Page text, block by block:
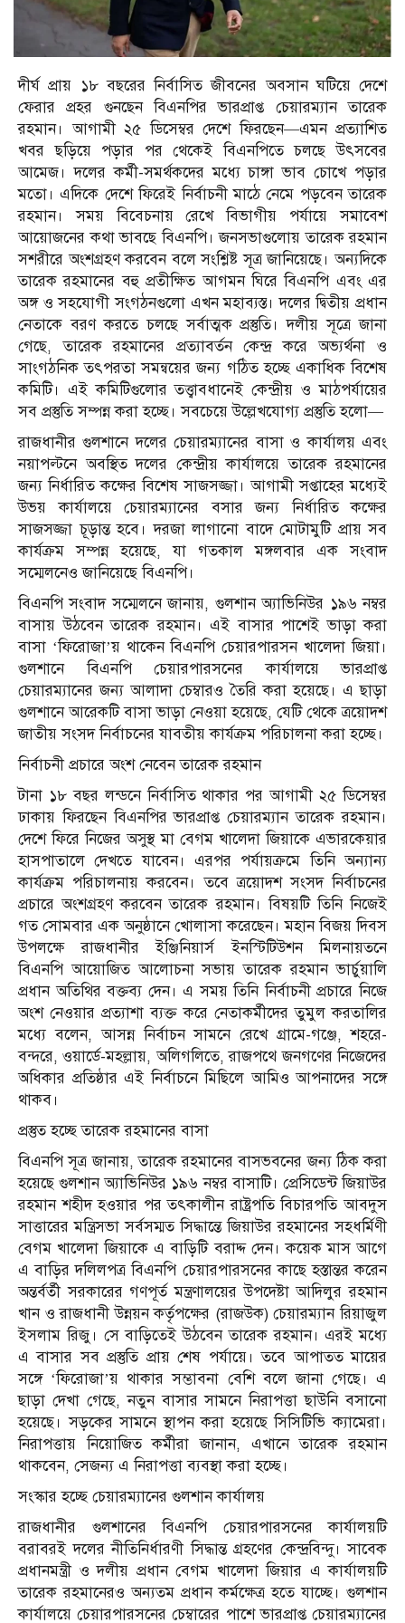
দীর্ঘ প্রায় ১৮ বছরের নির্বাসিত জীবনের অবসান ঘটিয়ে দেশে
ফেরার প্রহর গুনছেন বিএনপির ভারপ্রাপ্ত চেয়ারম্যান তারেক
রহমান। আগামী ২৫ ডিসেম্বর দেশে ফিরছেন—এমন প্রত্যাশিত
খবর ছড়িয়ে পড়ার পর থেকেই বিএনপিতে চলছে উৎসবের
আমেজ। দলের কর্মী-সমর্থকদের মধ্যে চাঙ্গা ভাব চোখে পড়ার
মতো। এদিকে দেশে ফিরেই নির্বাচনী মাঠে নেমে পড়বেন তারেক
রহমান। সময় বিবেচনায় রেখে বিভাগীয় পর্যায়ে সমাবেশ
আয়োজনের কথা ভাবছে বিএনপি। জনসভাগুলোয় তারেক রহমান
সশরীরে অংশগ্রহণ করবেন বলে সংশ্লিষ্ট সূত্র জানিয়েছে। অন্যদিকে
তারেক রহমানের বহু প্রতীক্ষিত আগমন ঘিরে বিএনপি এবং এর
অঙ্গ ও সহযোগী সংগঠনগুলো এখন মহাব্যস্ত। দলের দ্বিতীয় প্রধান
নেতাকে বরণ করতে চলছে সর্বাত্মক প্রস্তুতি। দলীয় সূত্রে জানা
গেছে, তারেক রহমানের প্রত্যাবর্তন কেন্দ্র করে অভ্যর্থনা ও
সাংগঠনিক তৎপরতা সমন্বয়ের জন্য গঠিত হচ্ছে একাধিক বিশেষ
কমিটি। এই কমিটিগুলোর তত্ত্বাবধানেই কেন্দ্রীয় ও মাঠপর্যায়ের
সব প্রস্তুতি সম্পন্ন করা হচ্ছে। সবচেয়ে উল্লেখযোগ্য প্রস্তুতি হলো—
রাজধানীর গুলশানে দলের চেয়ারম্যানের বাসা ও কার্যালয় এবং
নয়াপল্টনে অবস্থিত দলের কেন্দ্রীয় কার্যালয়ে তারেক রহমানের
জন্য নির্ধারিত কক্ষের বিশেষ সাজসজ্জা। আগামী সপ্তাহের মধ্যেই
উভয় কার্যালয়ে চেয়ারম্যানের বসার জন্য নির্ধারিত কক্ষের
সাজসজ্জা চূড়ান্ত হবে। দরজা লাগানো বাদে মোটামুটি প্রায় সব
কার্যক্রম সম্পন্ন হয়েছে, যা গতকাল মঙ্গলবার এক সংবাদ
সম্মেলনেও জানিয়েছে বিএনপি।
বিএনপি সংবাদ সম্মেলনে জানায়, গুলশান অ্যাভিনিউর ১৯৬ নম্বর
বাসায় উঠবেন তারেক রহমান। এই বাসার পাশেই ভাড়া করা
বাসা ‘ফিরোজা’য় থাকেন বিএনপি চেয়ারপারসন খালেদা জিয়া।
গুলশানে বিএনপি চেয়ারপারসনের কার্যালয়ে ভারপ্রাপ্ত
চেয়ারম্যানের জন্য আলাদা চেম্বারও তৈরি করা হয়েছে। এ ছাড়া
গুলশানে আরেকটি বাসা ভাড়া নেওয়া হয়েছে, যেটি থেকে ত্রয়োদশ
জাতীয় সংসদ নির্বাচনের যাবতীয় কার্যক্রম পরিচালনা করা হচ্ছে।
নির্বাচনী প্রচারে অংশ নেবেন তারেক রহমান
টানা ১৮ বছর লন্ডনে নির্বাসিত থাকার পর আগামী ২৫ ডিসেম্বর
ঢাকায় ফিরছেন বিএনপির ভারপ্রাপ্ত চেয়ারম্যান তারেক রহমান।
দেশে ফিরে নিজের অসুস্থ মা বেগম খালেদা জিয়াকে এভারকেয়ার
হাসপাতালে দেখতে যাবেন। এরপর পর্যায়ক্রমে তিনি অন্যান্য
কার্যক্রম পরিচালনায় করবেন। তবে ত্রয়োদশ সংসদ নির্বাচনের
প্রচারে অংশগ্রহণ করবেন তারেক রহমান। বিষয়টি তিনি নিজেই
গত সোমবার এক অনুষ্ঠানে খোলাসা করেছেন। মহান বিজয় দিবস
উপলক্ষে রাজধানীর ইঞ্জিনিয়ার্স ইনস্টিটিউশন মিলনায়তনে
বিএনপি আয়োজিত আলোচনা সভায় তারেক রহমান ভার্চুয়ালি
প্রধান অতিথির বক্তব্য দেন। এ সময় তিনি নির্বাচনী প্রচারে নিজে
অংশ নেওয়ার প্রত্যাশা ব্যক্ত করে নেতাকর্মীদের তুমুল করতালির
মধ্যে বলেন, আসন্ন নির্বাচন সামনে রেখে গ্রামে-গঞ্জে, শহরে-
বন্দরে, ওয়ার্ডে-মহল্লায়, অলিগলিতে, রাজপথে জনগণের নিজেদের
অধিকার প্রতিষ্ঠার এই নির্বাচনে মিছিলে আমিও আপনাদের সঙ্গে
থাকব।
প্রস্তুত হচ্ছে তারেক রহমানের বাসা
বিএনপি সূত্র জানায়, তারেক রহমানের বাসভবনের জন্য ঠিক করা
হয়েছে গুলশান অ্যাভিনিউর ১৯৬ নম্বর বাসাটি। প্রেসিডেন্ট জিয়াউর
রহমান শহীদ হওয়ার পর তৎকালীন রাষ্ট্রপতি বিচারপতি আবদুস
সাত্তারের মন্ত্রিসভা সর্বসম্মত সিদ্ধান্তে জিয়াউর রহমানের সহধর্মিণী
বেগম খালেদা জিয়াকে এ বাড়িটি বরাদ্দ দেন। কয়েক মাস আগে
এ বাড়ির দলিলপত্র বিএনপি চেয়ারপারসনের কাছে হস্তান্তর করেন
অন্তর্বর্তী সরকারের গণপূর্ত মন্ত্রণালয়ের উপদেষ্টা আদিলুর রহমান
খান ও রাজধানী উন্নয়ন কর্তৃপক্ষের (রাজউক) চেয়ারম্যান রিয়াজুল
ইসলাম রিজু। সে বাড়িতেই উঠবেন তারেক রহমান। এরই মধ্যে
এ বাসার সব প্রস্তুতি প্রায় শেষ পর্যায়ে। তবে আপাতত মায়ের
সঙ্গে ‘ফিরোজা’য় থাকার সম্ভাবনা বেশি বলে জানা গেছে। এ
ছাড়া দেখা গেছে, নতুন বাসার সামনে নিরাপত্তা ছাউনি বসানো
হয়েছে। সড়কের সামনে স্থাপন করা হয়েছে সিসিটিভি ক্যামেরা।
নিরাপত্তায় নিয়োজিত কর্মীরা জানান, এখানে তারেক রহমান
থাকবেন, সেজন্য এ নিরাপত্তা ব্যবস্থা করা হচ্ছে।
সংস্কার হচ্ছে চেয়ারম্যানের গুলশান কার্যালয়
রাজধানীর গুলশানের বিএনপি চেয়ারপারসনের কার্যালয়টি
বরাবরই দলের নীতিনির্ধারণী সিদ্ধান্ত গ্রহণের কেন্দ্রবিন্দু। সাবেক
প্রধানমন্ত্রী ও দলীয় প্রধান বেগম খালেদা জিয়ার এ কার্যালয়টি
তারেক রহমানেরও অন্যতম প্রধান কর্মক্ষেত্র হতে যাচ্ছে। গুলশান
কার্যালয়ে চেয়ারপারসনের চেম্বারের পাশে ভারপ্রাপ্ত চেয়ারম্যানের